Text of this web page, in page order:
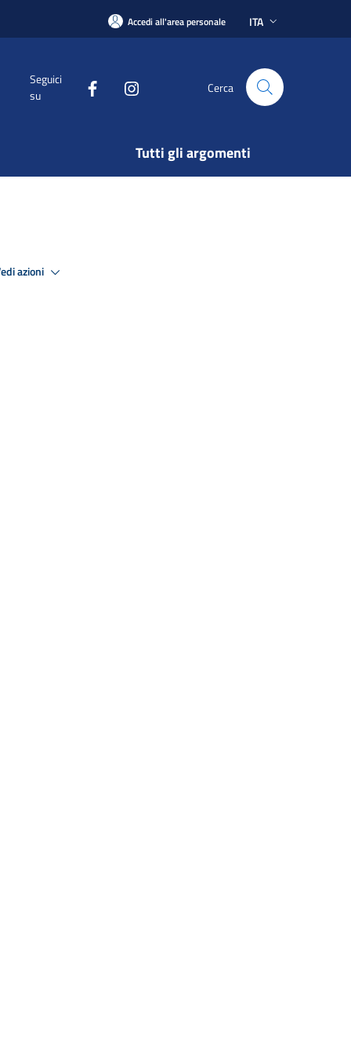
Accedi all'area personale ITA
Seguici
su
Cerca
Tutti gli argomenti
azioni